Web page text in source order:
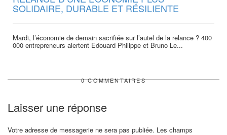
SOLIDAIRE, DURABLE ET RÉSILIENTE
Mardi, l’économie de demain sacrifiée sur l’autel de la relance ? 400
000 entrepreneurs alertent Edouard Philippe et Bruno Le...
0 COMMENTAIRES
Laisser une réponse
Votre adresse de messagerie ne sera pas publiée. Les champs